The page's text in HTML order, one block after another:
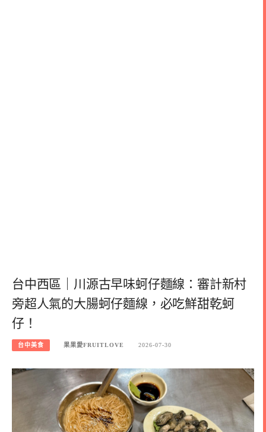
台中西區｜川源古早味蚵仔麵線：審計新村
旁超人氣的大腸蚵仔麵線，必吃鮮甜乾蚵
仔！
台中美食 果果愛FRUITLOVE 2026-07-30